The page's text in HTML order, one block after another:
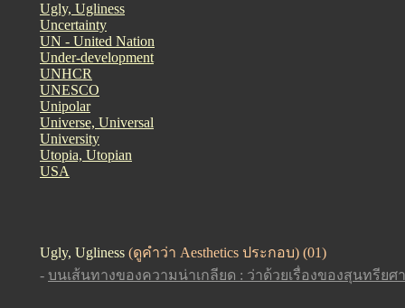
Ugly, Ugliness
Uncertainty
UN - United Nation
Under-development
UNHCR
UNESCO
Unipolar
Universe, Universal
University
Utopia, Utopian
USA
Ugly, Ugliness (ดูคำว่า Aesthetics ประกอบ) (01)
- บนเส้นทางของความน่าเกลียด : ว่าด้วยเรื่องของสุนทรียศ